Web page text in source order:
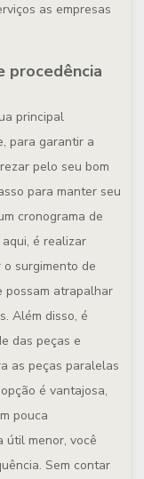
as empresas
procedência
principal
para garantir a
pelo seu bom
para manter seu
cronograma de
é realizar
surgimento de
possam atrapalhar
Além disso, é
das peças e
as peças paralelas
é vantajosa,
pouca
útil menor, você
Sem contar